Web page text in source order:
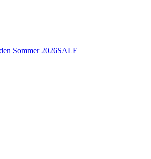
Sommer 2026SALE